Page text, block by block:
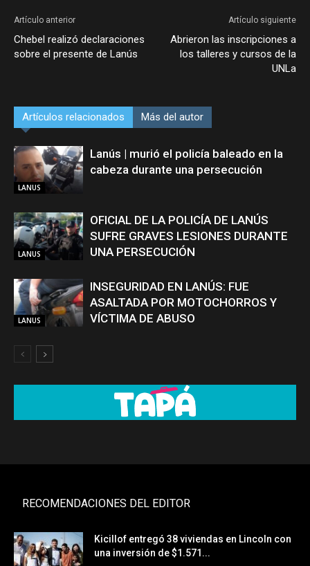
Artículo anterior
Chebel realizó declaraciones
sobre el presente de Lanús
Artículo siguiente
Abrieron las inscripciones a
los talleres y cursos de la
UNLa
Artículos relacionados Más del autor
LANUS
Lanús | murió el policía baleado en la
cabeza durante una persecución
LANUS
OFICIAL DE LA POLICÍA DE LANÚS
SUFRE GRAVES LESIONES DURANTE
UNA PERSECUCIÓN
LANUS
INSEGURIDAD EN LANÚS: FUE
ASALTADA POR MOTOCHORROS Y
VÍCTIMA DE ABUSO
RECOMENDACIONES DEL EDITOR
Kicillof entregó 38 viviendas en Lincoln con
una inversión de $1.571...